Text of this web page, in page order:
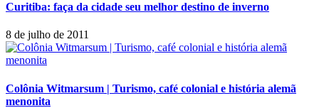
Curitiba: faça da cidade seu melhor destino de inverno
8 de julho de 2011
Colônia Witmarsum | Turismo, café colonial e história alemã
menonita